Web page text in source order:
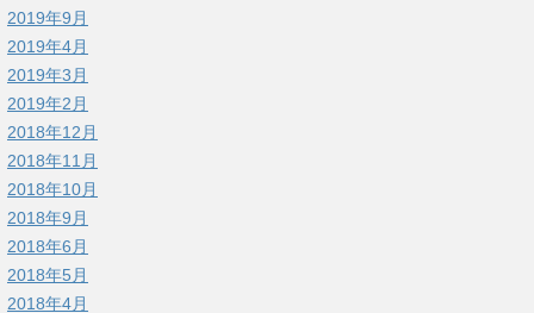
2019年9月
2019年4月
2019年3月
2019年2月
2018年12月
2018年11月
2018年10月
2018年9月
2018年6月
2018年5月
2018年4月